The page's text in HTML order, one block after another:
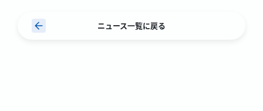
ニュース一覧に戻る